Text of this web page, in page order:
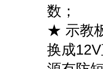
数；
★ 示教
换成